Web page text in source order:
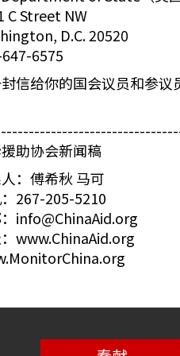
C Street NW
D.C. 20520
6575
信给你的国会议员和参议
助协会新闻稿
：傅希秋 马可
267-205-5210
info@ChinaAid.org
www.ChinaAid.org